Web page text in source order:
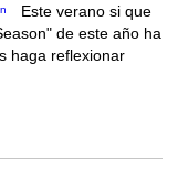
Este verano si que
de este año ha
haga reflexionar